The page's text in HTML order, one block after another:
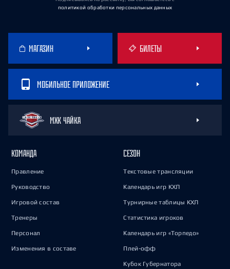
политикой обработки персональных данных
МАГАЗИН БИЛЕТЫ
МОБИЛЬНОЕ ПРИЛОЖЕНИЕ
МХК ЧАЙКА
КОМАНДА
Правление
Руководство
Игровой состав
Тренеры
Персонал
Изменения в составе
СЕЗОН
Текстовые трансляции
Календарь игр КХЛ
Турнирные таблицы КХЛ
Статистика игроков
Календарь игр «Торпедо»
Плей-офф
Кубок Губернатора